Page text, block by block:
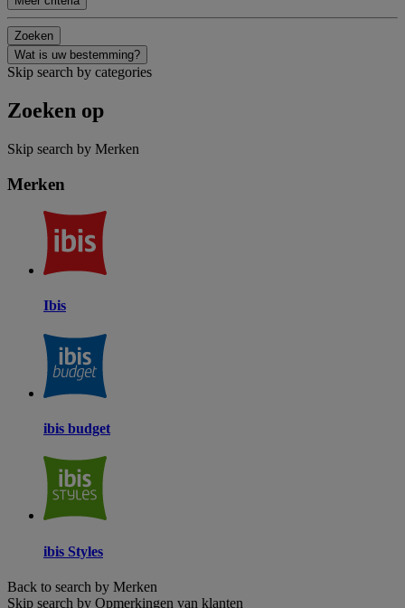
Zoeken
Wat is uw bestemming?
Skip search by categories
Zoeken op
Skip search by Merken
Merken
Ibis
ibis budget
ibis Styles
Back to search by Merken
Skip search by Opmerkingen van klanten